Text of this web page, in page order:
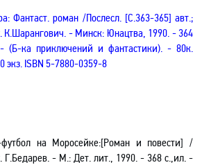
Фантаст. роман /Послесл. [С.363-365] авт.;
К.Шарангович. - Минск: Юнацтва, 1990. - 364
(Б-ка приключений и фантастики). - 80к.
экз. ISBN 5-7880-0359-8
на Моросейке:[Роман и повести] /
Г.Бедарев. - М.: Дет. лит., 1990. - 368 с.,ил. -